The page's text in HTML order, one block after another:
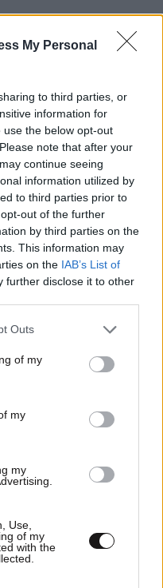
My Personal
to third parties, or
information for
the below opt-out
note that after your
continue seeing
information utilized by
to third parties prior to
out of the further
by third parties on the
This information may
on the IAB’s List of
further disclose it to other
one or more Google
You may click to
its third-party tags to
in below Google
Outs
of my
my
my
Use,
of my
with the